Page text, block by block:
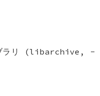
ブラリ (libarchive, -